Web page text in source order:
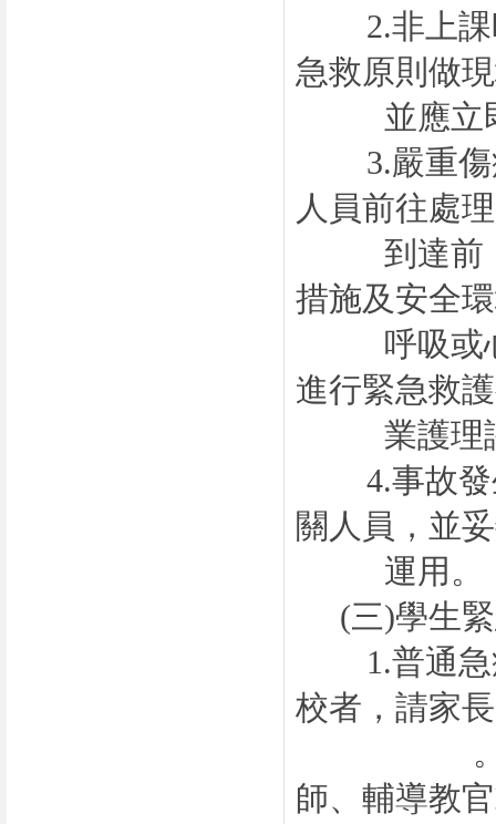
2.非上
急救原則做
並應立即
3.嚴重
人員前往處
到達前，
措施及安全
呼吸或心
進行緊急救
業護理評
4.事故
關人員，並
運用。
(三)學生
1.普通
校者，請家
。若家長
師、輔導教